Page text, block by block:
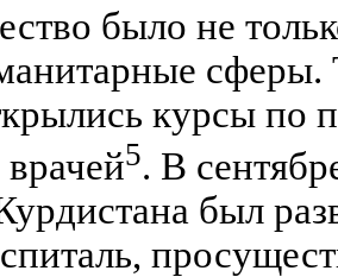
было не
сферы.
курсы по
5. В
был